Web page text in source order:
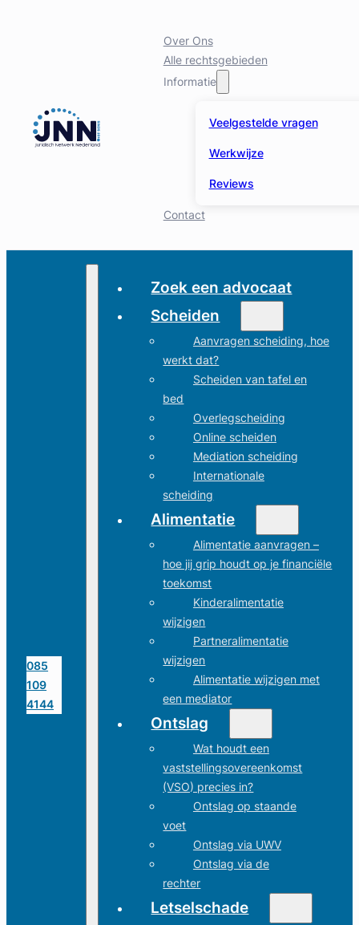
Over Ons
Alle rechtsgebieden
Informatie
Veelgestelde vragen
Werkwijze
Reviews
Contact
085
109
4144
Zoek een advocaat
Scheiden
Aanvragen scheiding, hoe
werkt dat?
Scheiden van tafel en
bed
Overlegscheiding
Online scheiden
Mediation scheiding
Internationale
scheiding
Alimentatie
Alimentatie aanvragen –
hoe jij grip houdt op je financiële
toekomst
Kinderalimentatie
wijzigen
Partneralimentatie
wijzigen
Alimentatie wijzigen met
een mediator
Ontslag
Wat houdt een
vaststellingsovereenkomst
(VSO) precies in?
Ontslag op staande
voet
Ontslag via UWV
Ontslag via de
rechter
Letselschade